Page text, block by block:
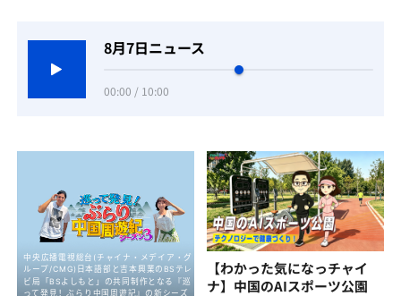
8月7日ニュース
00:00 / 10:00
【わかった気になっチャイ
ナ】中国のAIスポーツ公園